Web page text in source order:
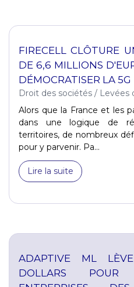
FIRECELL CLÔTURE
DE 6,6 MILLIONS
DÉMOCRATISER LA
Droit des sociétés / Levées
Alors que la France et les
dans une logique de
territoires, de nombreux
pour y parvenir. Pa...
Lire la suite
ADAPTIVE ML
DOLLARS POUR